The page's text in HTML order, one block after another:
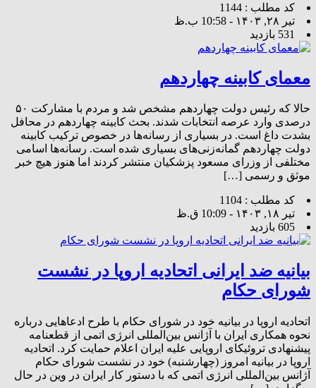
کد مطلب : 1144
تیر ۲۸, ۱۴۰۳ - 10:58 ب.ظ
531 بازدید
معمای کابینه چهاردهم
حالا که رئیس دولت چهاردهم مشخص شد و مردم با مشارکت ۵۰
درصدی وارد عرصه انتخابات شدند. بحث کابینه چهاردهم در محافل
بشدت داغ است. در بسیاری از رسانه‌ها در خصوص ترکیب کابینه
دولت چهاردهم گمانه‌زنی‌های بسیاری شده است. رسانه‌ها اسامی
مختلفی از وزرای مسعود پزشکیان منتشر کردند اما هنوز هیچ خبر
موثق و رسمی […]
کد مطلب : 1104
تیر ۱۸, ۱۴۰۳ - 10:09 ق.ظ
605 بازدید
بیانیه ضد ایرانی اتحادیه اروپا در نشست
شورای حکام
اتحادیه اروپا در بیانیه خود در شورای حکام با طرح ادعاهایی درباره
نحوه همکاری ایران با آژانس بین‌المللی انرژی اتمی از قطعنامه
پیشنهادی تروئیکای اروپایی علیه ایران اعلام حمایت کرد. اتحادیه
اروپا در بیانیه امروز (چهارشنبه) خود در نشست شورای حکام
آژانس بین‌المللی انرژی اتمی که با دستور کار ایران در وین در حال